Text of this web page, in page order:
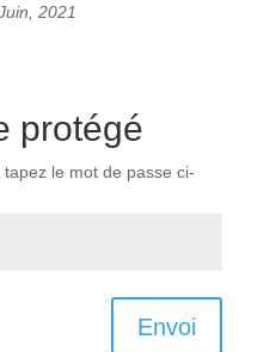
2021
protégé
le mot de passe ci-
Envoi